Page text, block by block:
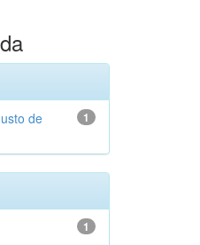
1
de
1